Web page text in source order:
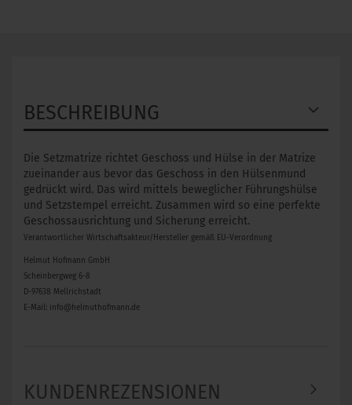
BESCHREIBUNG
Die Setzmatrize richtet Geschoss und Hülse in der Matrize
zueinander aus bevor das Geschoss in den Hülsenmund
gedrückt wird. Das wird mittels beweglicher Führungshülse
und Setzstempel erreicht. Zusammen wird so eine perfekte
Geschossausrichtung und Sicherung erreicht.
Verantwortlicher Wirtschaftsakteur/Hersteller gemäß EU-Verordnung
Helmut Hofmann GmbH
Scheinbergweg 6-8
D-97638 Mellrichstadt
E-Mail: info@helmuthofmann.de
KUNDENREZENSIONEN